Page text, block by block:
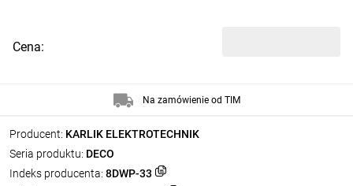
Producent: KARLIK ELEKTROTECHNIK
Seria produktu: DECO
Indeks producenta: 8DWP-33
Cena:
Na zamówienie od TIM